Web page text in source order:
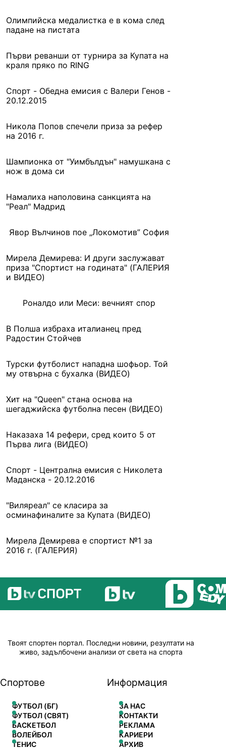
Олимпийска медалистка е в кома след
падане на пистата
Първи реванши от турнира за Купата на
краля пряко по RING
Спорт - Обедна емисия с Валери Генов -
20.12.2015
Никола Попов спечели приза за рефер
на 2016 г.
Шампионка от "Уимбълдън" намушкана с
нож в дома си
Намалиха наполовина санкцията на
"Реал" Мадрид
Явор Вълчинов пое „Локомотив” София
Мирела Демирева: И други заслужават
приза "Спортист на годината" (ГАЛЕРИЯ
и ВИДЕО)
Роналдо или Меси: вечният спор
В Полша избраха италианец пред
Радостин Стойчев
Турски футболист нападна шофьор. Той
му отвърна с бухалка (ВИДЕО)
Хит на "Queen" стана основа на
шегаджийска футболна песен (ВИДЕО)
Наказаха 14 рефери, сред които 5 от
Първа лига (ВИДЕО)
Спорт - Централна емисия с Николета
Маданска - 20.12.2016
"Виляреал" се класира за
осминафиналите за Купата (ВИДЕО)
Мирела Демирева е спортист №1 за
2016 г. (ГАЛЕРИЯ)
Твоят спортен портал. Последни новини, резултати на
живо, задълбочени анализи от света на спорта
Спортове
ФУТБОЛ (БГ)
ФУТБОЛ (СВЯТ)
БАСКЕТБОЛ
ВОЛЕЙБОЛ
ТЕНИС
Информация
ЗА НАС
КОНТАКТИ
РЕКЛАМА
КАРИЕРИ
АРХИВ